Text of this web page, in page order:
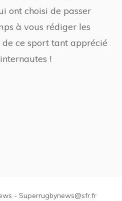
ont choisi de passer
à vous rédiger les
ce sport tant apprécié
!
- Superrugbynews@sfr.fr